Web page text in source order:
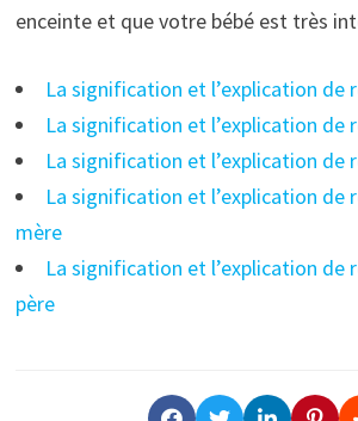
enceinte et que votre bébé est très
La signification et l’explication de
La signification et l’explication de
La signification et l’explication de
La signification et l’explication de
mère
La signification et l’explication de
père